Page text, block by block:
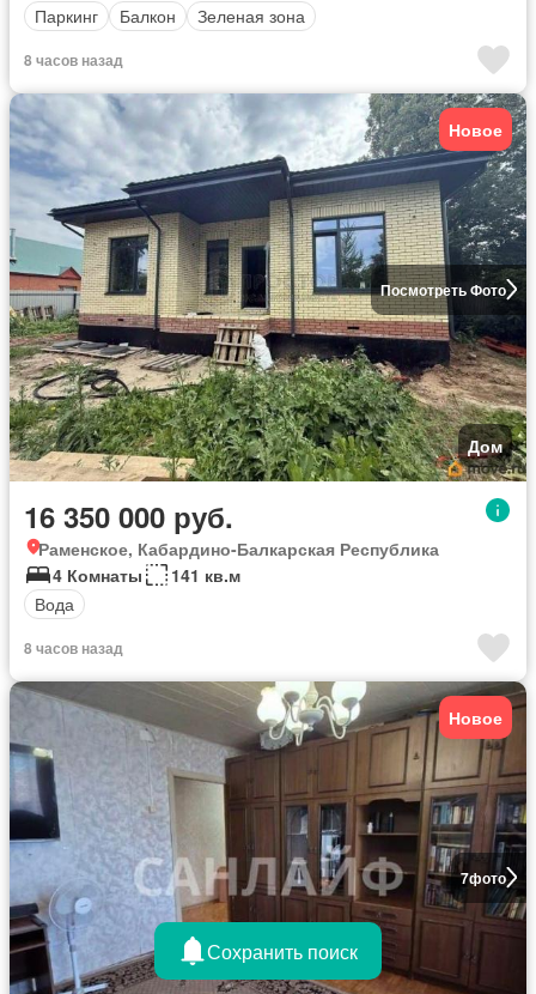
Паркинг
Балкон Зеленая зона
8 часов назад
Посмотреть Фото
Новое
Дом
16 350 000 руб.
Раменское, Кабардино-Балкарская Республика
4 Комнаты
141 кв.м
Вода
8 часов назад
7фото
Новое
Сохранить поиск